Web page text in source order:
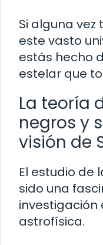
Si alguna
este vasto
estás hecho
estelar que
La teoría
negros y
visión de
El estudio de
sido una
investigación
astrofísica.